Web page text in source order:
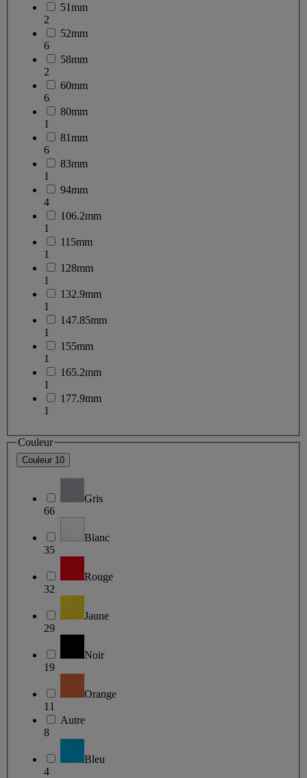
51mm
2
52mm
6
58mm
2
60mm
6
80mm
1
81mm
6
83mm
1
94mm
4
106.2mm
1
115mm
1
128mm
1
132.9mm
1
147.85mm
1
155mm
1
165.2mm
1
177.9mm
1
Couleur
Couleur 10
Gris
66
Blanc
35
Rouge
32
Jaune
29
Noir
19
Orange
11
Autre
8
Bleu
4